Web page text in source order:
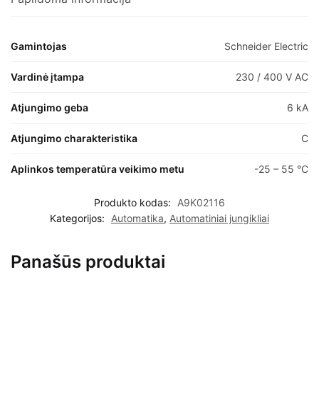
Gamintojas Schneider Electric
Vardinė įtampa 230 / 400 V AC
Atjungimo geba 6 kA
Atjungimo charakteristika C
Aplinkos temperatūra veikimo metu -25 – 55 °C
Produkto kodas:
A9K02116
Kategorijos:
Automatika, Automatiniai jungikliai
Panašūs produktai